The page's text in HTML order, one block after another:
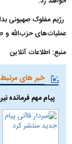
رژیم مفلوک صهیونی
عملیات‌های حزب‌الله و
منبع: اطلاعات آنلاین
خبر های مرتبط
پیام مهم فرمانده